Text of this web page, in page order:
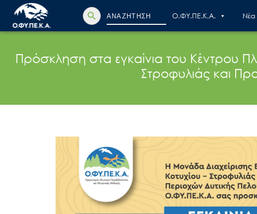
Search
for:
Search Button
Ο.ΦΥ.ΠΕ.Κ.Α. Nέα
Πρόσκληση στα εγκαίνια του Κέντρου
Στροφυλιάς και